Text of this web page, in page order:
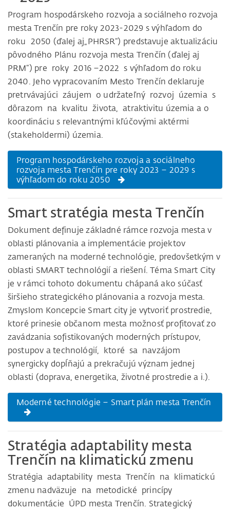
Program hospodárskeho rozvoja a sociálneho rozvoja
mesta Trenčín pre roky 2023-2029 s výhľadom do
roku 2050 (ďalej aj„PHRSR“) predstavuje aktualizáciu
pôvodného Plánu rozvoja mesta Trenčín (ďalej aj
PRM“) pre roky 2016 –2022 s výhľadom do roku
2040. Jeho vypracovaním Mesto Trenčín deklaruje
pretrvávajúci záujem o udržateľný rozvoj územia s
dôrazom na kvalitu života, atraktivitu územia a o
koordináciu s relevantnými kľúčovými aktérmi
(stakeholdermi) územia.
Program hospodárskeho rozvoja a sociálneho
rozvoja mesta Trenčín pre roky 2023 – 2029 s
výhľadom do roku 2050
Smart stratégia mesta Trenčín
Dokument definuje základné rámce rozvoja mesta v
oblasti plánovania a implementácie projektov
zameraných na moderné technológie, predovšetkým v
oblasti SMART technológií a riešení. Téma Smart City
je v rámci tohoto dokumentu chápaná ako súčasť
širšieho strategického plánovania a rozvoja mesta.
Zmyslom Koncepcie Smart city je vytvoriť prostredie,
ktoré prinesie občanom mesta možnosť profitovať zo
zavádzania sofistikovaných moderných prístupov,
postupov a technológií, ktoré sa navzájom
synergicky dopĺňajú a prekračujú význam jednej
oblasti (doprava, energetika, životné prostredie a i.).
Moderné technológie – Smart plán mesta Trenčín
Stratégia adaptability mesta
Trenčín na klimatickú zmenu
Stratégia adaptability mesta Trenčín na klimatickú
zmenu nadväzuje na metodické princípy
dokumentácie ÚPD mesta Trenčín. Strategický